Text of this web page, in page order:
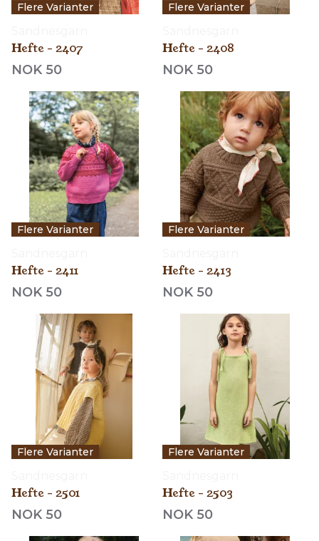
Flere Varianter
Hefte - 2407
NOK 50
Flere Varianter
Hefte - 2408
NOK 50
Flere Varianter
Hefte - 2411
NOK 50
Flere Varianter
Hefte - 2413
NOK 50
Flere Varianter
Hefte - 2501
NOK 50
Flere Varianter
Hefte - 2503
NOK 50